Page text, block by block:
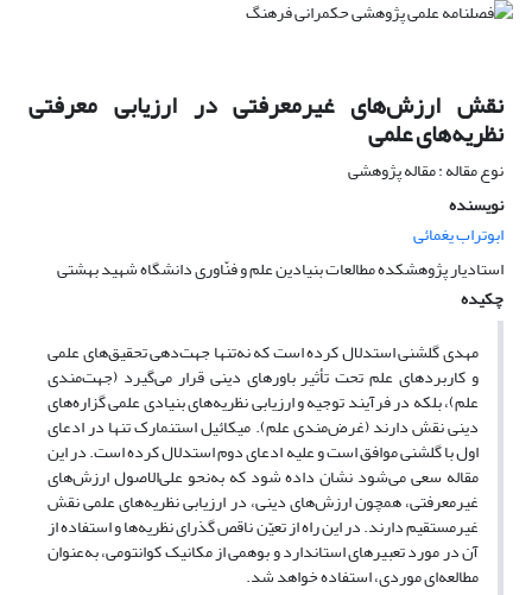
نقش ارزش‌های غیرمعرفتی در ارزیابی معرفتی
نظریه‌های علمی
نوع مقاله : مقاله پژوهشی
نویسنده
ابوتراب یغمائی
استادیار پژوهشکده مطالعات بنیادین علم و فنّاوری دانشگاه شهید بهشتی
چکیده
مهدی گلشنی استدلال کرده‌ است که نه‌تنها جهت‌دهی تحقیق‌های علمی
و کاربرد‌های علم تحت تأثیر باور‌های دینی قرار می‌گیرد (جهت‌‌مندی
علم)، بلکه در فرآیند توجیه و ارزیابی نظریه‌های بنیادی علمی گزاره‌‌های
دینی نقش دارند (غرض‌مندی علم). میکائیل استنمارک تنها در ادعای
اول با گلشنی موافق است و علیه ادعای دوم استدلال کرده است. در این
مقاله سعی می‌شود نشان داده شود که به‌نحو علی‌الاصول ارزش‌های
غیرمعرفتی، همچون ارزش‌های دینی، در ارزیابی نظریه‌های علمی نقش
غیرمستقیم دارند. در این راه از تعیّن ناقص گذرای نظریه‌ها و استفاده از
آن در مورد تعبیر‌های استاندارد و بوهمی از مکانیک کوانتومی، به‌عنوان
مطالعه‌ای موردی، استفاده خواهد شد.